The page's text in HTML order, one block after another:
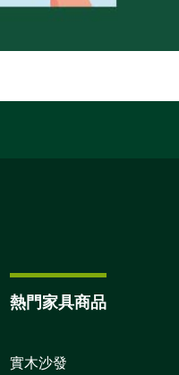
熱門家具商品
實木沙發